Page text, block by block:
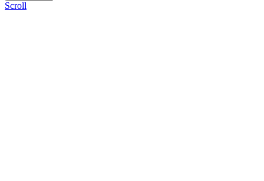
Scroll